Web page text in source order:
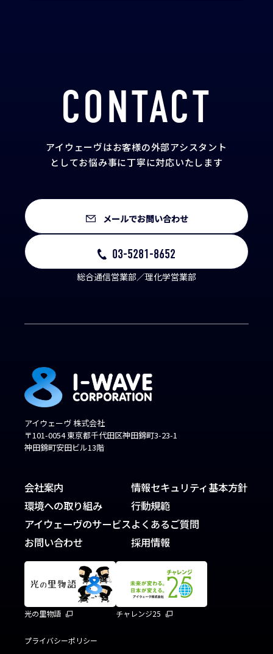
CONTACT
アイウェーヴはお客様の外部アシスタント
としてお悩み事に丁寧に対応いたします
メールでお問い合わせ
03-5281-8652
総合通信営業部／理化学営業部
アイウェーヴ 株式会社
〒101-0054 東京都千代田区神田錦町3-23-1
神田錦町安田ビル13階
会社案内
環境への取り組み
アイウェーヴのサービス
お問い合わせ
情報セキュリティ基本方針
行動規範
よくあるご質問
採用情報
光の里物語 チャレンジ25
プライバシーポリシー